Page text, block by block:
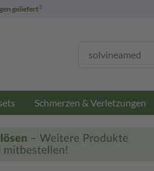
geliefert3
Schmerzen & Verletzungen